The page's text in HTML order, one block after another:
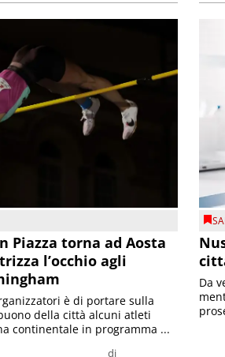
Piazza torna ad Aosta
l’occhio agli
di
è di portare sulla
della città alcuni atleti
continentale in programma ...
Da